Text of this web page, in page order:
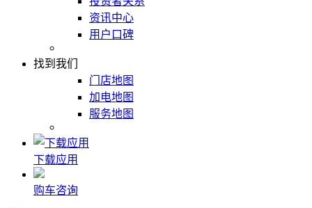
资讯中心
用户口碑
找到我们
门店地图
加电地图
服务地图
下载应用
购车咨询